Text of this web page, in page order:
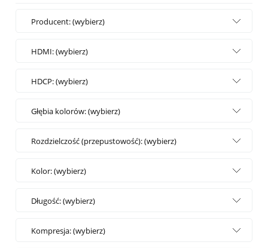
Producent: (wybierz)
HDMI: (wybierz)
HDCP: (wybierz)
Głębia kolorów: (wybierz)
Rozdzielczość (przepustowość): (wybierz)
Kolor: (wybierz)
Długość: (wybierz)
Kompresja: (wybierz)